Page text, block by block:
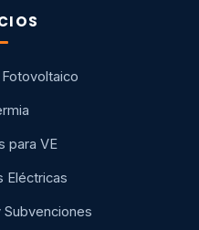
para VE
Eléctricas